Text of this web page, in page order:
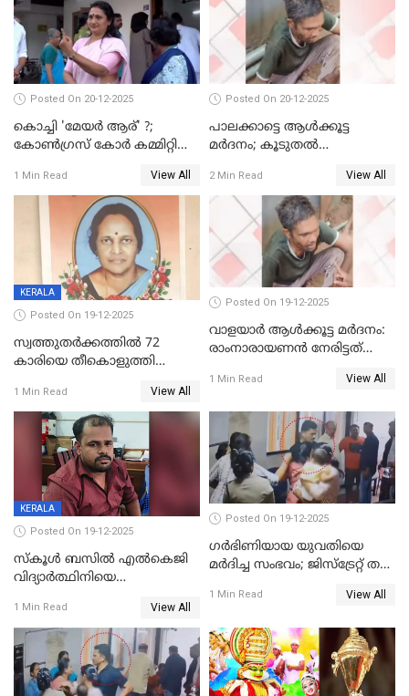
Posted On 20-12-2025
കൊച്ചി 'മേയർ ആര്' ?;
കോണ്‍ഗ്രസ് കോര്‍ കമ്മിറ്റി
1 Min Read View All
Posted On 20-12-2025
പാലക്കാട്ടെ ആള്‍ക്കൂട്ട
മര്‍ദനം; കൂടുതല്‍
അംഗ സംഘമെന്ന് വിവരം
2 Min Read View All
KERALA
Posted On 19-12-2025
സ്വത്തുതര്‍ക്കത്തില്‍ 72
കാരിയെ തീകൊളുത്തി
ക്രൂരകൊലപാതകത്തില്‍
സഹോദരിപുത്രന് ജീവപര്യന്തം
1 Min Read View All
Posted On 19-12-2025
വാളയാർ ആൾക്കൂട്ട മർദനം:
രാംനാരായണൻ നേരിട്ടത്
നാൽപ്പതിലേറെ
റിപ്പോർട്ട്
1 Min Read View All
KERALA
Posted On 19-12-2025
സ്കൂൾ ബസിൽ എൽകെജി
വിദ്യാര്‍ത്ഥിനിയെ
ക്ലീനര്‍ പിടിയിൽ
1 Min Read View All
Posted On 19-12-2025
ഗര്‍ഭിണിയായ യുവതിയെ
മര്‍ദിച്ച സംഭവം; ജിസ്‌ട്രേറ്റ് തല
യുവതി
1 Min Read View All